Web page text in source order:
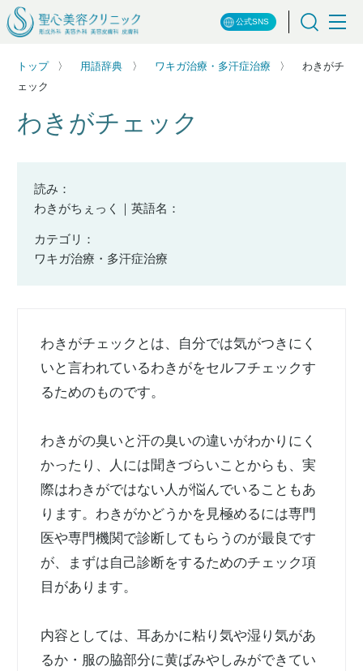
公式SNS
トップ 用語辞典 ワキガ治療・多汗症治療
わきがチ
ェック
わきがチェック
読み：
わきがちぇっく｜英語名：
カテゴリ：
ワキガ治療・多汗症治療
わきがチェックとは、自分では気がつきにく
いと言われているわきがをセルフチェックす
るためのものです。
わきがの臭いと汗の臭いの違いがわかりにく
かったり、人には聞きづらいことからも、実
際はわきがではない人が悩んでいることもあ
ります。わきがかどうかを見極めるには専門
医や専門機関で診断してもらうのが最良です
が、まずは自己診断をするためのチェック項
目があります。
内容としては、耳あかに粘り気や湿り気があ
るか・服の脇部分に黄ばみやしみができてい